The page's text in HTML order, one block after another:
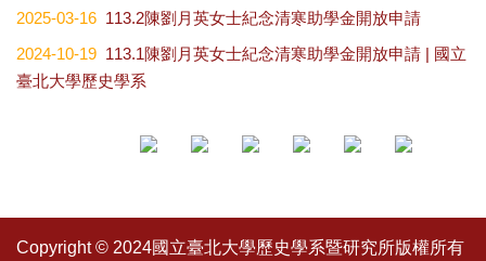
2025-03-16 113.2陳劉月英女士紀念清寒助學金開放申請
2024-10-19 113.1陳劉月英女士紀念清寒助學金開放申請 | 國立
臺北大學歷史學系
Copyright © 2024國立臺北大學歷史學系暨研究所版權所有